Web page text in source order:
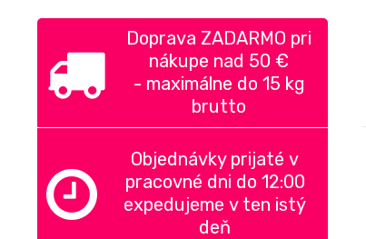
Doprava ZADARMO pri
nákupe nad 50 €
- maximálne do 15 kg
brutto
Objednávky prijaté v
pracovné dni do 12:00
expedujeme v ten istý
deň